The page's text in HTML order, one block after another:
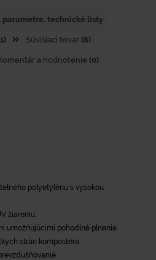
technické listy
Súvisiaci tovar (6)
a hodnotenie (0)
polyetylénu s vysokou
žiareniu.
umožńujúcimi pohodlné plnenie.
strán kompostéra.